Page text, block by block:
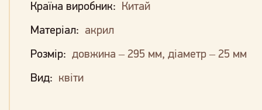
Країна виробник: Китай
Матеріал: акрил
Розмір: довжина – 295 мм, діаметр – 25 мм
Вид: квіти